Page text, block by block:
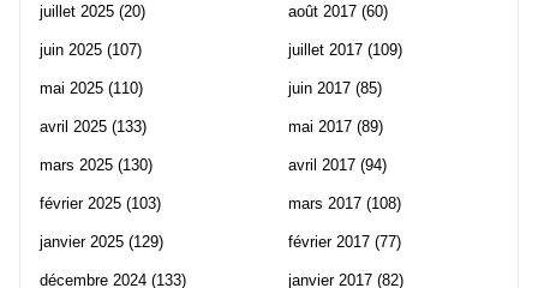
juillet 2025 (20)
juin 2025 (107)
mai 2025 (110)
avril 2025 (133)
mars 2025 (130)
février 2025 (103)
janvier 2025 (129)
décembre 2024 (133)
août 2017 (60)
juillet 2017 (109)
juin 2017 (85)
mai 2017 (89)
avril 2017 (94)
mars 2017 (108)
février 2017 (77)
janvier 2017 (82)